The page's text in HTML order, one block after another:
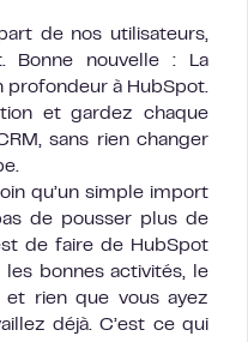
de nos utilisateurs,
Bonne nouvelle : La
profondeur à HubSpot.
et gardez chaque
sans rien changer
qu’un simple import
de pousser plus de
de faire de HubSpot
bonnes activités, le
et rien que vous ayez
déjà. C’est ce qui